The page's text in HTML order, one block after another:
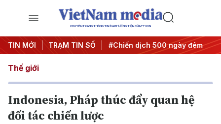
CHUYÊN TRANG THÔNG TIN ĐA PHƯƠNG TIỆN CỦA TTXVN
TIN MỚI TRẠM TIN SỐ
quyết thành hành động #Chiến dịch 500 ngày đêm
Thế giới
Indonesia, Pháp thúc đẩy quan hệ
đối tác chiến lược